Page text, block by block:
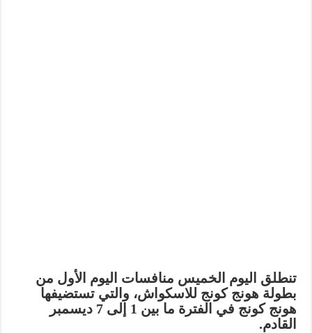
تنطلق اليوم الخميس منافسات اليوم الأول من
بطولة هونج كونج للاسكواش، والتي تستضيفها
هونج كونج في الفترة ما بين 1 إلى 7 ديسمبر
القادم.